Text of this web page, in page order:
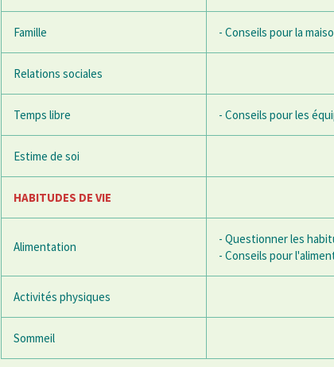
Famille - Conseils pour la
Relations sociales
Temps libre - Conseils pour les
Estime de soi
HABITUDES DE VIE
Alimentation
- Questionner les
- Conseils pour
Activités physiques
Sommeil